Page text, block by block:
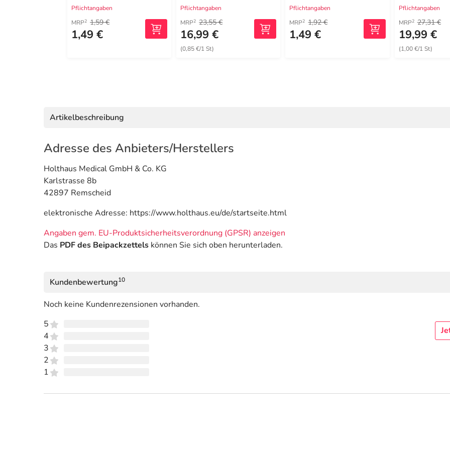
Pflichtangaben
MRP2 1,59 €
1,49 €
Pflichtangaben
MRP2 23,55 €
16,99 €
(0,85 €/1 St)
Pflichtangaben
MRP2 1,92 €
1,49 €
Pflichtangaben
MRP2 27,31 €
19,99 €
(1,00 €/1 St)
Artikelbeschreibung
Adresse des Anbieters/Herstellers
Holthaus Medical GmbH & Co. KG
Karlstrasse 8b
42897 Remscheid
elektronische Adresse: https://www.holthaus.eu/de/startseite.html
Angaben gem. EU-Produktsicherheitsverordnung (GPSR) anzeigen
Das PDF des Beipackzettels können Sie sich oben herunterladen.
Kundenbewertung10
Noch keine Kundenrezensionen vorhanden.
5
4
3
2
1